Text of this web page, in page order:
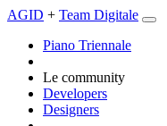
AGID + Team Digitale
Piano Triennale
Le community
Developers
Designers